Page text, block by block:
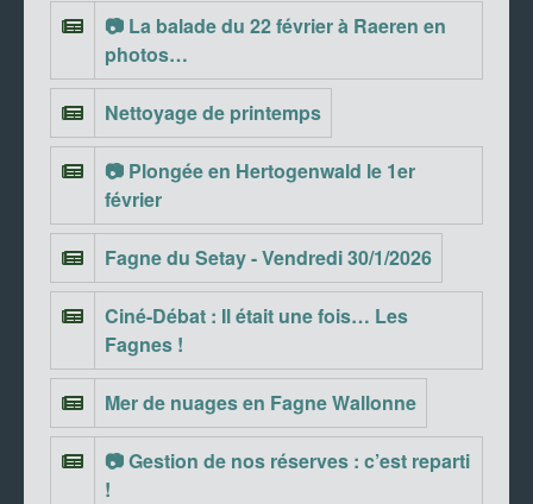
📷 La balade du 22 février à Raeren en
photos…
Nettoyage de printemps
📷 Plongée en Hertogenwald le 1er
février
Fagne du Setay - Vendredi 30/1/2026
Ciné-Débat : Il était une fois… Les
Fagnes !
Mer de nuages en Fagne Wallonne
📷 Gestion de nos réserves : c’est reparti
!